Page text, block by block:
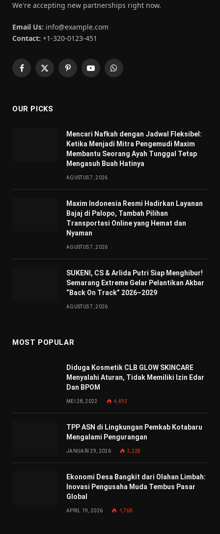
We're accepting new partnerships right now.
Email Us: info@example.com
Contact: +1-320-0123-451
Facebook
X
PinterestYouTubeWhatsApp
OUR PICKS
Mencari Nafkah dengan Jadwal Fleksibel:
Ketika Menjadi Mitra Pengemudi Maxim
Membantu Seorang Ayah Tunggal Tetap
Mengasuh Buah Hatinya
AGUSTUS 7, 2026
Maxim Indonesia Resmi Hadirkan Layanan
Bajaj di Palopo, Tambah Pilihan
Transportasi Online yang Hemat dan
Nyaman
AGUSTUS 7, 2026
SUKENI, CS & Arlida Putri Siap Menghibur!
Semarang Extreme Gelar Pelantikan Akbar
“Back On Track” 2026–2029
AGUSTUS 7, 2026
MOST POPULAR
Diduga Kosmetik CLB GLOW SKINCARE
Menyalahi Aturan, Tidak Memiliki Izin Edar
Dan BPOM
MEI 28, 2022 4,492
TPP ASN di Lingkungan Pemkab Kotabaru
Mengalami Pengurangan
JANUARI 29, 2026 3,228
Ekonomi Desa Bangkit dari Olahan Limbah:
Inovasi Pengusaha Muda Tembus Pasar
Global
APRIL 19, 2026 1,768